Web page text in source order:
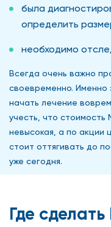
была
определить
необходимо
Всегда очень важно
своевременно. Именно
начать лечение
учесть, что стоимость
невысокая, а по акции
стоит оттягивать до
уже сегодня.
Где